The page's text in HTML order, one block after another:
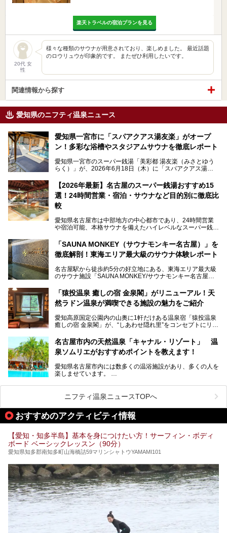
楽天トラベルの宿泊プランを見る
20代 女
性
様々な種類のサウナが用意されており、楽しめました。 最近話題
のロウリュウが印象的です。 またぜひ利用したいです。
関連情報から探す
愛知県のニフティ温泉ニュース
愛知県一宮市に「スパアクアス湯友楽」がオープ
ン！多彩な浴槽やスタジアムサウナを徹底レポート
愛知県一宮市のスーパー銭湯「美彩都 湯友楽（みさとゆう
らく）」が、2026年6月18日（木）に「スパアクアス湯友
この地で30年にわたり愛され続けてきた施設だからこそ、
地元住民をはじめオープンを待ちわびている人も多いのでは
ないでしょうか。
老朽化した設備の補修を機に、2年前からじっくり構想を練
ってきたというだけあって、館内の充実度は想像以上。
以前の4倍に拡張したという露天エリアや10の浴槽、40人収
容の巨大なスタジアムサウナに、岩盤浴やリラクゼーション
までまるごと楽しめる施設に生まれ変わりました。
今回は、全面リニューアルして新しくなった「スパアクアス
【2026年最新】名古屋のスーパー銭湯おすすめ15
選！24時間営業・宿泊・サウナなど目的別に徹底比
較
愛知県名古屋市は中部地方の中心都市であり、24時間営業
や宿泊可能、本格サウナを備えたハイレベルなスーパー銭湯
そのため、「日々の仕事の疲れを心身ともにリセットした
い」「休日に時間を忘れて1日中ダラダラ過ごしたい」「コ
くある点が魅力です！
お好みの温泉施設を見つけて楽しんでくださいね。
「SAUNA MONKEY（サウナモンキー名古屋）」を
徹底解剖！東海エリア最大級のサウナ体験レポート
名古屋駅から徒歩約5分の好立地にある、東海エリア最大級
のサウナ施設「SAUNA MONKEY/サウナモンキー名古屋」
「名古屋駅周辺ってサウナが少ないよね」という声をよく耳
にするだけあり、アクセスの良さにも胸が高鳴ります。
今回は普段は男性専用となっているパブリックサウナが、女
さっそく取材してきました！
「猿投温泉 癒しの宿 金泉閣」がリニューアル！天
然ラドン温泉が満喫できる施設の魅力をご紹介
愛知高原国定公園内の山奥に1軒だけある温泉宿「猿投温泉
癒しの宿 金泉閣」が、“しあわせ隠れ里”をコンセプトにリニ
天然ラドン温泉が堪能できるお風呂や、新設・改装された客
室、地元の食材と温泉水で作られたお料理……。
ご紹介します。
名古屋市内の天然温泉「キャナル・リゾート」 温
泉ソムリエがおすすめポイントを教えます！
愛知県名古屋市内には数多くの温浴施設があり、多くの人を
楽しませています。
ムリエの目線で紹介していきます！
名古屋市内にはスーパー銭湯や日帰り温泉が多く、「どこに
行こうかな？」と悩んでしまう方も多いと思います。
ぜひこの記事を参考にして「キャナル・リゾート」に出かけ
てみるのはいかがでしょうか？
ニフティ温泉ニュースTOPへ
おすすめのアクティビティ情報
【愛知・知多半島】基本を身につけたい方！サーフィン・ボディ
ボード ベーシックレッスン（90分）
愛知県知多郡南知多町山海橋詰59マリンシャトウYAMAMI101